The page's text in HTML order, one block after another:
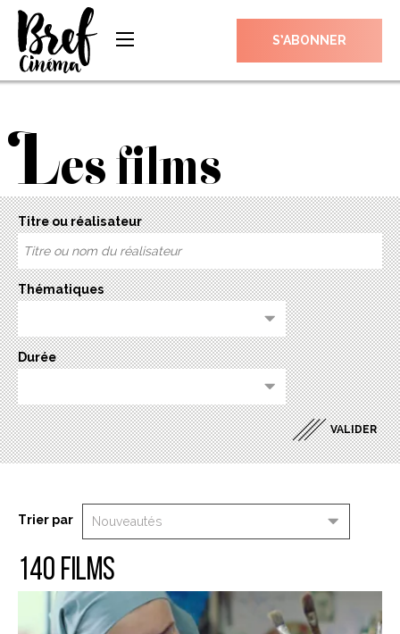
S’ABONNER
L es films
Titre ou réalisateur
Thématiques
Durée
Trier par
140 films